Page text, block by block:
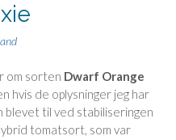
om sorten Dwarf Orange
hvis de oplysninger jeg har
til ved stabiliseringen
tomatsort, som var